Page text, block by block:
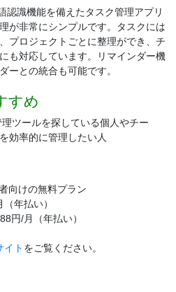
認識機能を備えたタスク管理アプリ
が非常にシンプルです。タスクには
プロジェクトごとに整理ができ、チ
も対応しています。リマインダー機
ーとの統合も可能です。
すめ
ツールを探している個人やチー
効率的に管理したい人
向けの無料プラン
年払い）
円/月（年払い）
イト をご覧ください。